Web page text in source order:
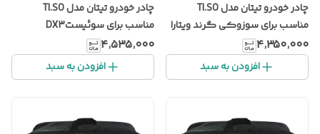
چادر خودرو تیتان مدل TI.SO
مناسب برای سوزوکی گرند ویتارا
۴٬۳۵۰٬۰۰۰
افزودن به سبد
چادر خودرو تیتان مدل TI.SO
مناسب برای سوئیستDX3
۴٬۵۳۵٬۰۰۰
افزودن به سبد